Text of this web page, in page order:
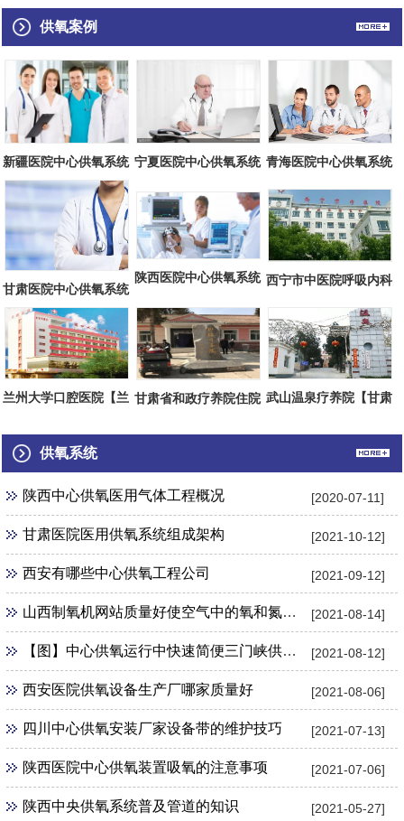
供氧案例
新疆医院中心供氧系统
施工方案（...
宁夏医院中心供氧系统 青海医院中心供氧系统
施工方案（...
甘肃医院中心供氧系统
施工方案（...
陕西医院中心供氧系统 西宁市中医院呼吸内科
中心供氧方...
兰州大学口腔医院【兰 甘肃省和政疗养院住院 武山温泉疗养院【甘肃
供氧系统
[2020-07-11]
陕西中心供氧医用气体工程概况
[2021-10-12]
甘肃医院医用供氧系统组成架构
[2021-09-12]
西安有哪些中心供氧工程公司
[2021-08-14]
山西制氧机网站质量好使空气中的氧和氮气得以分离
[2021-08-12]
【图】中心供氧运行中快速简便三门峡供氧机管理制度
[2021-08-06]
西安医院供氧设备生产厂哪家质量好
[2021-07-13]
四川中心供氧安装厂家设备带的维护技巧
[2021-07-06]
陕西医院中心供氧装置吸氧的注意事项
[2021-05-27]
陕西中央供氧系统普及管道的知识